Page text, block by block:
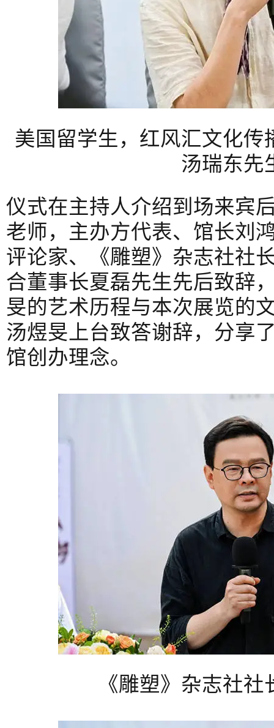
美国留学生，红风汇文化
汤瑞东先
仪式在主持人介绍到场来宾
老师，主办方代表、馆长刘
评论家、《雕塑》杂志社社
合董事长夏磊先生先后致辞
旻的艺术历程与本次展览的
汤煜旻上台致答谢辞，分享
馆创办理念。
《雕塑》杂志社